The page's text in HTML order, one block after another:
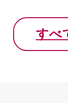
すべ